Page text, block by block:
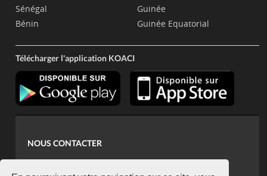
Sénégal
Bénin
Guinée
Guinée Equatorial
Télécharger l'application KOACI
NOUS CONTACTER